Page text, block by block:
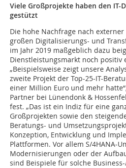
Viele Großprojekte haben den IT-
gestützt
Die hohe Nachfrage nach
großen Digitalisierungs- und
im Jahr 2019 maßgeblich dazu
Dienstleistungsmarkt noch positiv
„Beispielsweise zeigt unsere
zweite Projekt der Top-25-IT-
einer Million Euro und mehr
Partner bei Lünendonk &
fest. „Das ist ein Indiz für eine
Großprojekten sowie den
Beratungs- und
Konzeption, Entwicklung und
Plattformen. Vor allem S/4HANA-
Modernisierungen oder der
sind Beispiele für solche